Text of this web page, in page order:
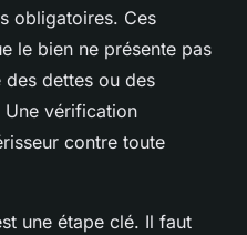
obligatoires. Ces
le bien ne présente pas
dettes ou des
Une vérification
contre toute
une étape clé. Il faut